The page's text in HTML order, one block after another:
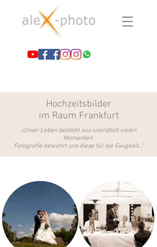
Hochzeitsbilder
im Raum Frankfurt
„Unser Leben besteht aus unendlich vielen
Momenten.
Fotografie bewahrt uns diese für die Ewigkeit..."